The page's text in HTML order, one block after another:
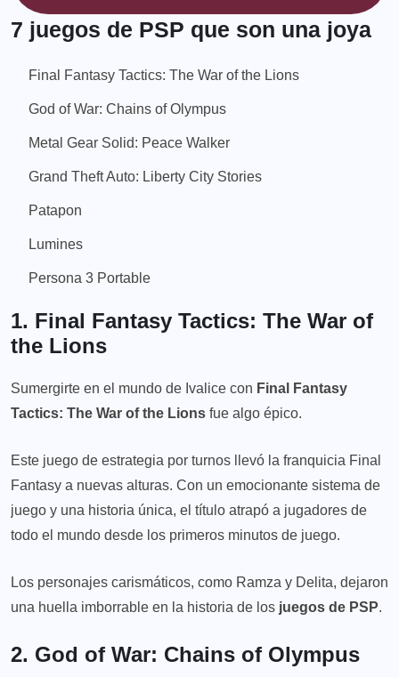
7 juegos de PSP que son una joya
Final Fantasy Tactics: The War of the Lions
God of War: Chains of Olympus
Metal Gear Solid: Peace Walker
Grand Theft Auto: Liberty City Stories
Patapon
Lumines
Persona 3 Portable
1. Final Fantasy Tactics: The War of
the Lions
Sumergirte en el mundo de Ivalice con Final Fantasy
Tactics: The War of the Lions fue algo épico.
Este juego de estrategia por turnos llevó la franquicia Final
Fantasy a nuevas alturas. Con un emocionante sistema de
juego y una historia única, el título atrapó a jugadores de
todo el mundo desde los primeros minutos de juego.
Los personajes carismáticos, como Ramza y Delita, dejaron
una huella imborrable en la historia de los juegos de PSP.
2. God of War: Chains of Olympus